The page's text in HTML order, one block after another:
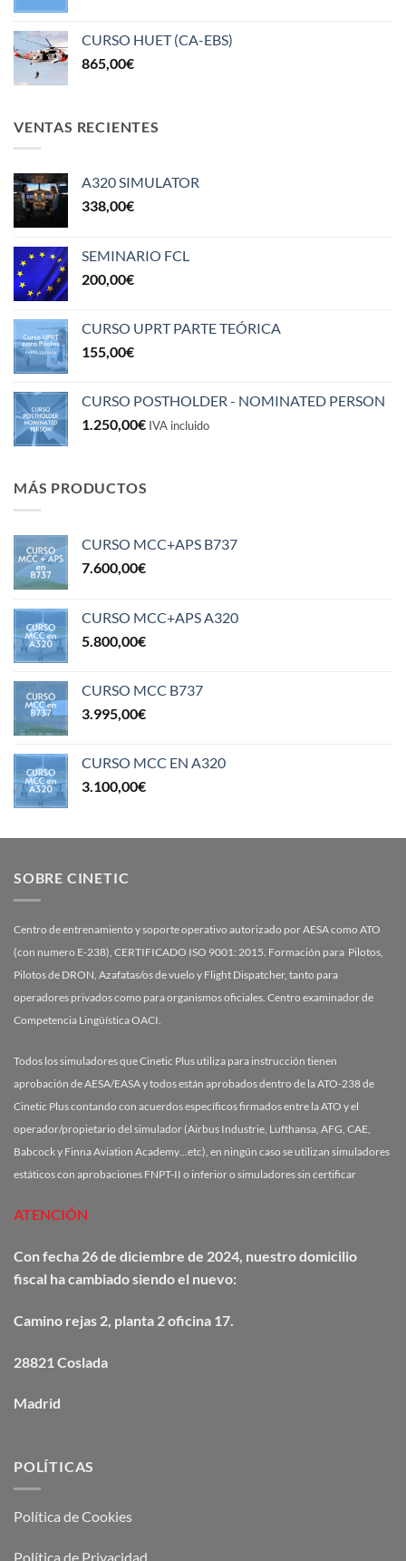
CURSO HUET (CA-EBS)
865,00€
VENTAS RECIENTES
A320 SIMULATOR
338,00€
SEMINARIO FCL
200,00€
CURSO UPRT PARTE TEÓRICA
155,00€
CURSO POSTHOLDER - NOMINATED PERSON
1.250,00€ IVA incluido
MÁS PRODUCTOS
CURSO MCC+APS B737
7.600,00€
CURSO MCC+APS A320
5.800,00€
CURSO MCC B737
3.995,00€
CURSO MCC EN A320
3.100,00€
SOBRE CINETIC
Centro de entrenamiento y soporte operativo autorizado por AESA como ATO
(con numero E-238), CERTIFICADO ISO 9001: 2015. Formación para Pilotos,
Pilotos de DRON, Azafatas/os de vuelo y Flight Dispatcher, tanto para
operadores privados como para organismos oficiales. Centro examinador de
Competencia Lingüística OACI.
Todos los simuladores que Cinetic Plus utiliza para instrucción tienen
aprobación de AESA/EASA y todos están aprobados dentro de la ATO-238 de
Cinetic Plus contando con acuerdos específicos firmados entre la ATO y el
operador/propietario del simulador (Airbus Industrie, Lufthansa, AFG, CAE,
Babcock y Finna Aviation Academy…etc), en ningún caso se utilizan simuladores
estáticos con aprobaciones FNPT-II o inferior o simuladores sin certificar
ATENCIÓN
Con fecha 26 de diciembre de 2024, nuestro domicilio
fiscal ha cambiado siendo el nuevo:
Camino rejas 2, planta 2 oficina 17.
28821 Coslada
Madrid
POLÍTICAS
Política de Cookies
Política de Privacidad